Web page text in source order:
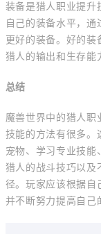
装备是猎人职业提升
自己的装备水平，
更好的装备。好的装
猎人的输出和生存能
总结
魔兽世界中的猎人职
技能的方法有很多。
宠物、学习专业技
猎人的战斗技巧以及
径。玩家应该根据自
并不断努力提高自己